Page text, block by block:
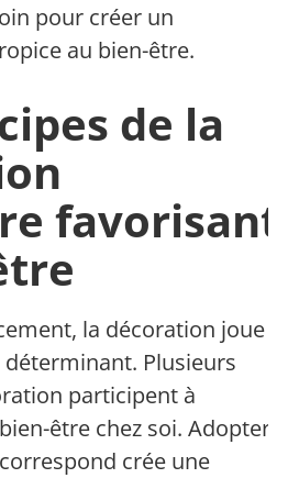
pour créer un
au bien-être.
de la
favorisant
la décoration joue
Plusieurs
participent à
être chez soi. Adopter
crée une